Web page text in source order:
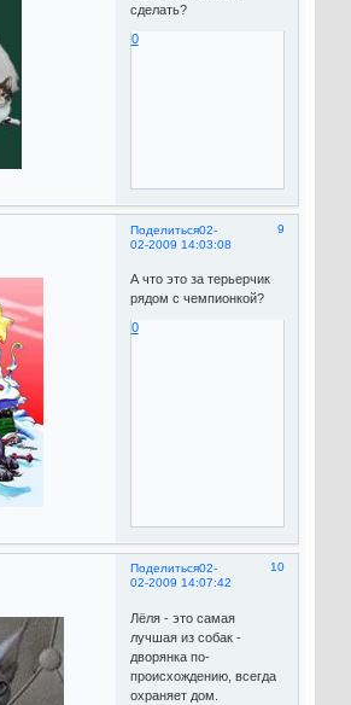
сделать?
0
Поделиться 9
02-
02-2009 14:03:08
А что это за терьерчик
рядом с чемпионкой?
0
Поделиться 10
02-
02-2009 14:07:42
Лёля - это самая
лучшая из собак -
дворянка по-
происхождению, всегда
охраняет дом.